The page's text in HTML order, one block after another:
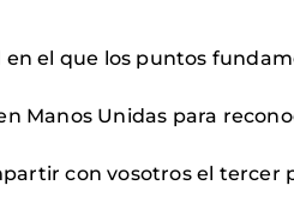
el que los puntos
Manos Unidas para
con vosotros el tercer